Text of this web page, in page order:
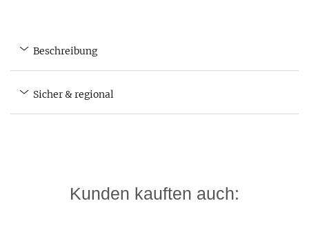
Beschreibung
Sicher & regional
Kunden kauften auch: